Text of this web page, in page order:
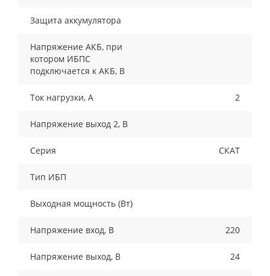
Защита аккумулятора
Напряжение АКБ, при
котором ИБПС
подключается к АКБ, В
Ток нагрузки, A 2
Напряжение выход 2, В
Серия СКАТ
Тип ИБП
Выходная мощность (Вт)
Напряжение вход, В 220
Напряжение выход, В 24